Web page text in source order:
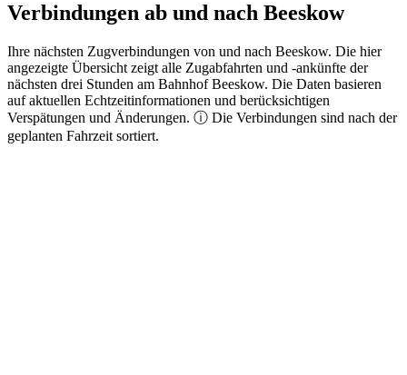
Verbindungen ab und nach Beeskow
Ihre nächsten Zugverbindungen von und nach Beeskow. Die hier
angezeigte Übersicht zeigt alle Zugabfahrten und -ankünfte der
nächsten drei Stunden am Bahnhof Beeskow. Die Daten basieren
auf aktuellen Echtzeitinformationen und berücksichtigen
Verspätungen und Änderungen. ⓘ Die Verbindungen sind nach der
geplanten Fahrzeit sortiert.